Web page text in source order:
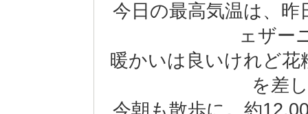
今日の最高気温は、
ェザー
暖かいは良いけれど花
を差
今朝も散歩に。約